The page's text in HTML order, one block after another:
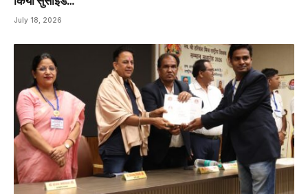
July 18, 2026